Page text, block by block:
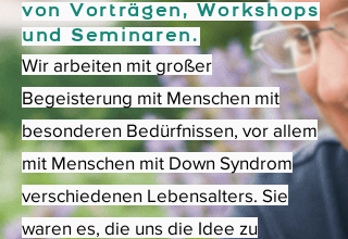
von Vorträgen, Workshops
und Seminaren.
Wir arbeiten mit großer
Begeisterung mit Menschen mit
besonderen Bedürfnissen, vor allem
mit Menschen mit Down Syndrom
verschiedenen Lebensalters. Sie
waren es, die uns die Idee zu